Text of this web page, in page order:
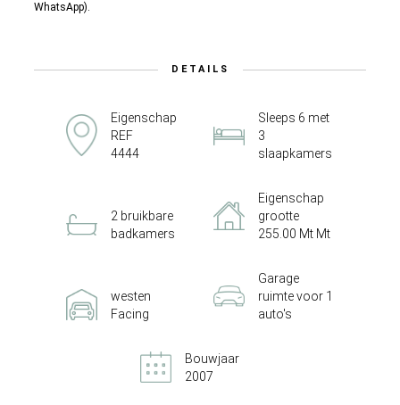
WhatsApp).
DETAILS
Eigenschap
REF
4444
Sleeps 6 met
3
slaapkamers
2 bruikbare
badkamers
Eigenschap
grootte
255.00 Mt Mt
westen
Facing
Garage
ruimte voor 1
auto's
Bouwjaar
2007